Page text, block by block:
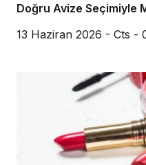
Doğru Avize Seçimiyle
13 Haziran 2026 - Cts -